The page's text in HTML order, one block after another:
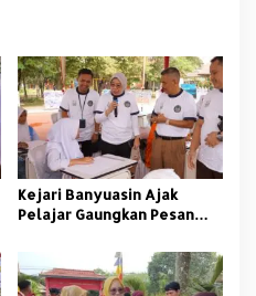
Kejari Banyuasin Ajak
Pelajar Gaungkan Pesan